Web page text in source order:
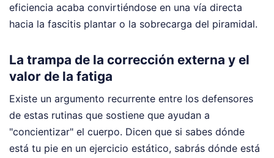
eficiencia acaba convirtiéndose en una vía directa
hacia la fascitis plantar o la sobrecarga del piramidal.
La trampa de la corrección externa y el
valor de la fatiga
Existe un argumento recurrente entre los defensores
de estas rutinas que sostiene que ayudan a
"concientizar" el cuerpo. Dicen que si sabes dónde
está tu pie en un ejercicio estático, sabrás dónde está